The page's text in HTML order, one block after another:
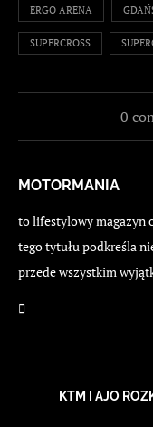
ERGO ARENA
SUPERCROSS
0
MOTORMANIA
to lifestylowy magazyn
tego tytułu podkreśla
przede wszystkim
KTM I AJO